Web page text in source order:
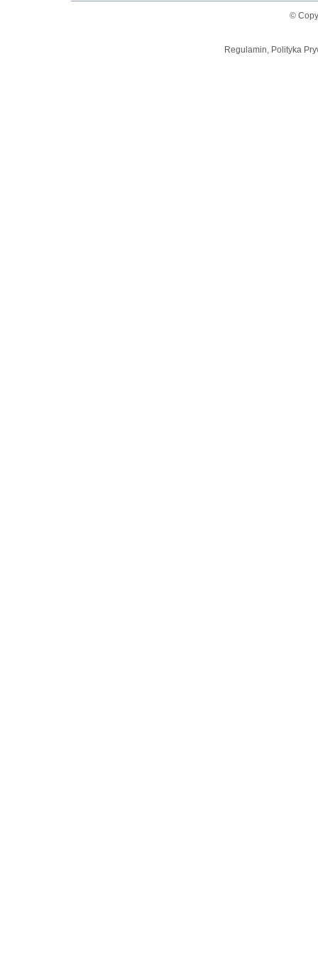
©
Regulamin, Polityka